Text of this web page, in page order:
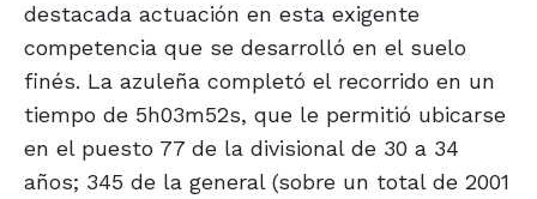
destacada actuación en esta exigente
competencia que se desarrolló en el suelo
finés. La azuleña completó el recorrido en un
tiempo de 5h03m52s, que le permitió ubicarse
en el puesto 77 de la divisional de 30 a 34
años; 345 de la general (sobre un total de 2001